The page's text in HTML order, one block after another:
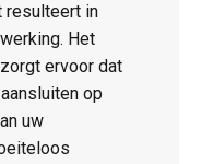
resulteert in
Het
ervoor dat
op
uw